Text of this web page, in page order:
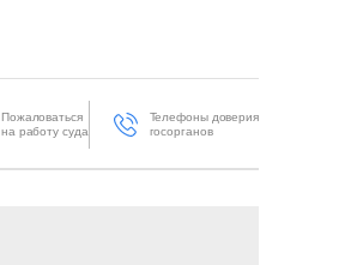
Пожаловаться
на работу суда
Телефоны доверия
госорганов